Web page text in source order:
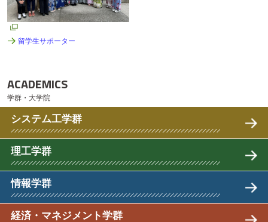
留学生サポーター
ACADEMICS
学群・大学院
システム工学群
理工学群
情報学群
経済・マネジメント学群